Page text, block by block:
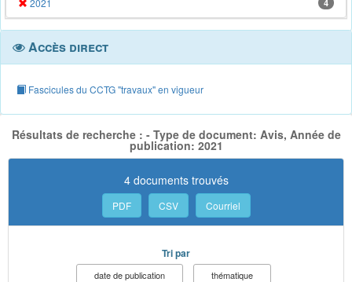
2021 4
Accès direct
Fascicules du CCTG "travaux" en vigueur
Résultats de recherche : - Type de document: Avis, Année de
publication: 2021
4 documents trouvés
PDF CSV Courriel
Tri par
date de publication
thématique